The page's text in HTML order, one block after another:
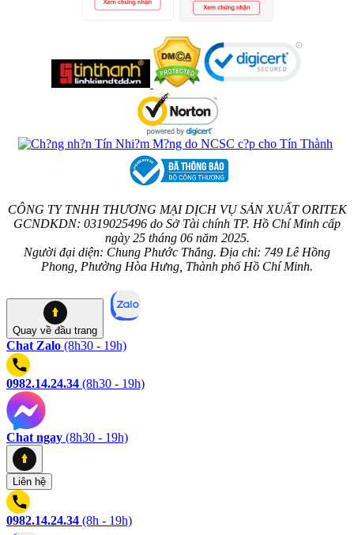
CÔNG TY TNHH THƯƠNG MẠI DỊCH VỤ SẢN XUẤT ORITEK
GCNDKDN: 0319025496 do Sở Tài chính TP. Hồ Chí Minh cấp
ngày 25 tháng 06 năm 2025.
Người đại diện: Chung Phước Thắng. Địa chỉ: 749 Lê Hồng
Phong, Phường Hòa Hưng, Thành phố Hồ Chí Minh.
Quay về đầu trang
Chat Zalo (8h30 - 19h)
0982.14.24.34 (8h30 - 19h)
Chat ngay (8h30 - 19h)
Liên hệ
0982.14.24.34 (8h - 19h)